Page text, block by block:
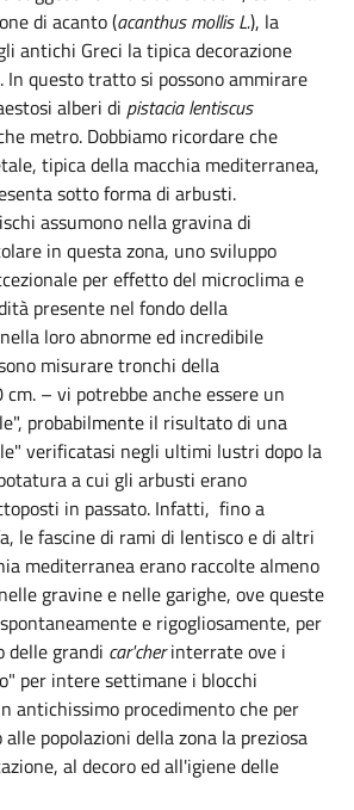
di acanto (acanthus mollis L.), la
antichi Greci la tipica decorazione
In questo tratto si possono ammirare
alberi di pistacia lentiscus
metro. Dobbiamo ricordare che
tipica della macchia mediterranea,
sotto forma di arbusti.
assumono nella gravina di
in questa zona, uno sviluppo
per effetto del microclima e
presente nel fondo della
loro abnorme ed incredibile
misurare tronchi della
– vi potrebbe anche essere un
probabilmente il risultato di una
verificatasi negli ultimi lustri dopo la
a cui gli arbusti erano
in passato. Infatti, fino a
le fascine di rami di lentisco e di altri
mediterranea erano raccolte almeno
gravine e nelle garighe, ove queste
e rigogliosamente, per
grandi car'cherinterrate ove i
per intere settimane i blocchi
antichissimo procedimento che per
popolazioni della zona la preziosa
al decoro ed all'igiene delle